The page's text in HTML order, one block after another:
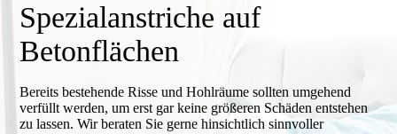
Spezialanstriche auf
Betonflächen
Bereits bestehende Risse und Hohlräume sollten umgehend
verfüllt werden, um erst gar keine größeren Schäden entstehen
zu lassen. Wir beraten Sie gerne hinsichtlich sinnvoller